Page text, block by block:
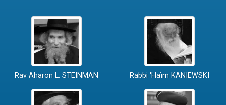
Rav Aharon L. STEINMAN Rabbi 'Haïm KANIEWSKI